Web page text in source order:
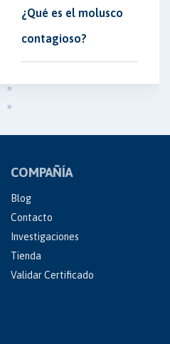
¿Qué es el molusco
contagioso?
COMPAÑÍA
Blog
Contacto
Investigaciones
Tienda
Validar Certificado